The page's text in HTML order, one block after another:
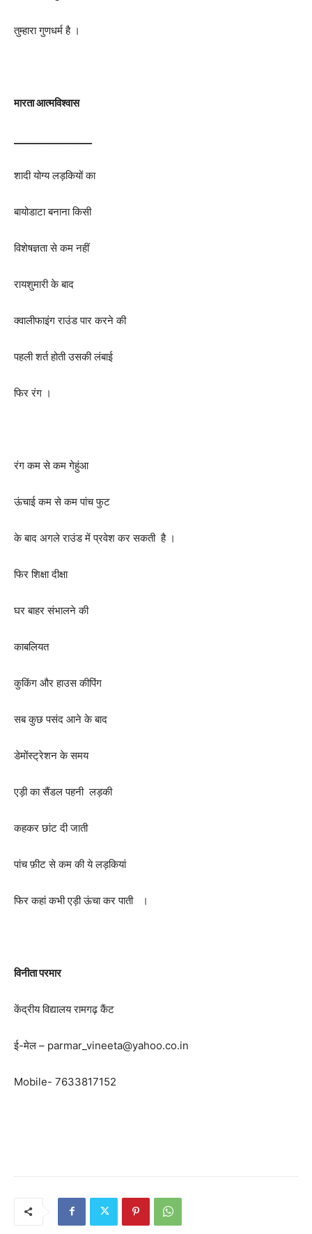
तुम्हारा गुणधर्म है ।
मारता आत्मविश्वास
शादी योग्य लड़कियों का
बायोडाटा बनाना किसी
विशेषज्ञता से कम नहीं
रायशुमारी के बाद
क्वालीफाइंग राउंड पार करने की
पहली शर्त होती उसकी लंबाई
फिर रंग ।
रंग कम से कम गेहुंआ
ऊंचाई कम से कम पांच फुट
के बाद अगले राउंड में प्रवेश कर सकती है ।
फिर शिक्षा दीक्षा
घर बाहर संभालने की
काबलियत
कुकिंग और हाउस कीपिंग
सब कुछ पसंद आने के बाद
डेमोंस्ट्रेशन के समय
एड़ी का सैंडल पहनी लड़की
कहकर छांट दी जाती
पांच फ़ीट से कम की ये लड़कियां
फिर कहां कभी एड़ी ऊंचा कर पाती ।
विनीता परमार
केंद्रीय विद्यालय रामगढ़ कैंट
ई-मेल – parmar_vineeta@yahoo.co.in
Mobile- 7633817152